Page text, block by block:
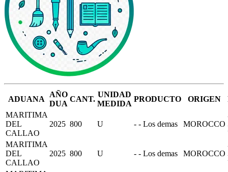
ADUANA
AÑO
DUA
CANT.
UNIDAD
MEDIDA
PRODUCTO ORIGEN
MARITIMA
DEL
CALLAO
2025 800 U - - Los demas MOROCCO
MARITIMA
DEL
CALLAO
2025 800 U - - Los demas MOROCCO